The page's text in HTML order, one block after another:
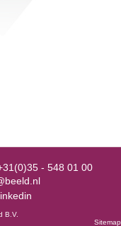
- 548 01 00
B.V.
Sitemap